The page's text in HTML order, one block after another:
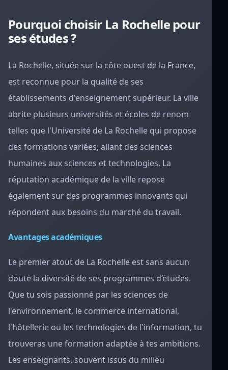
Pourquoi choisir La Rochelle pour
ses études ?
La Rochelle, située sur la côte ouest de la France,
est reconnue pour la qualité de ses
établissements d'enseignement supérieur. La ville
abrite plusieurs universités et écoles de renom
telles que l'Université de La Rochelle qui propose
des formations variées, allant des sciences
humaines aux sciences et technologies. La
réputation académique de la ville repose
également sur des programmes innovants qui
répondent aux besoins du marché du travail.
Avantages académiques
Le premier atout de La Rochelle est sans aucun
doute la diversité de ses programmes d’études.
Que tu sois passionné par les sciences de
l'environnement, le commerce international,
l'hôtellerie ou les technologies de l'information, tu
trouveras une formation adaptée à tes ambitions.
Les enseignants, souvent issus du milieu